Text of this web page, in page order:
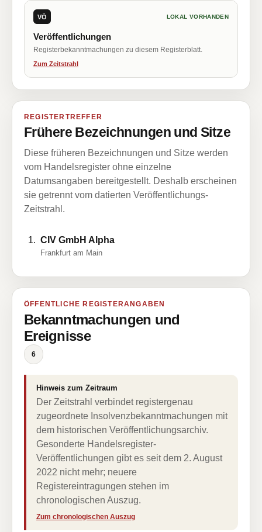
VÖ LOKAL VORHANDEN
Veröffentlichungen
Registerbekanntmachungen zu diesem Registerblatt.
Zum Zeitstrahl
REGISTERTREFFER
Frühere Bezeichnungen und Sitze
Diese früheren Bezeichnungen und Sitze werden
vom Handelsregister ohne einzelne
Datumsangaben bereitgestellt. Deshalb erscheinen
sie getrennt vom datierten Veröffentlichungs-
Zeitstrahl.
CIV GmbH Alpha
Frankfurt am Main
ÖFFENTLICHE REGISTERANGABEN
Bekanntmachungen und
Ereignisse
6
Hinweis zum Zeitraum
Der Zeitstrahl verbindet registergenau
zugeordnete Insolvenzbekanntmachungen mit
dem historischen Veröffentlichungsarchiv.
Gesonderte Handelsregister-
Veröffentlichungen gibt es seit dem 2. August
2022 nicht mehr; neuere
Registereintragungen stehen im
chronologischen Auszug.
Zum chronologischen Auszug